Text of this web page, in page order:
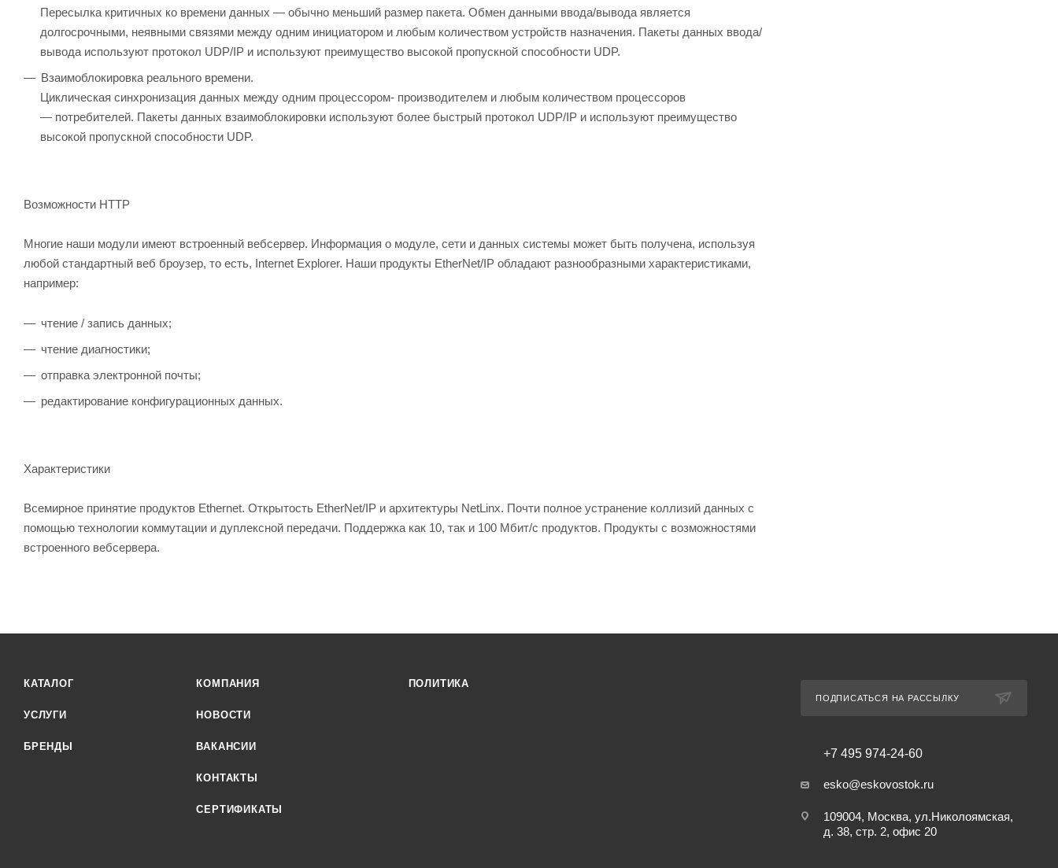
Пересылка критичных ко времени данных — обычно меньший размер пакета. Обмен данными ввода/вывода является
долгосрочными, неявными связями между одним инициатором и любым количеством устройств назначения. Пакеты данных ввода/
вывода используют протокол UDP/IP и используют преимущество высокой пропускной способности UDP.
Взаимоблокировка реального времени.
Циклическая синхронизация данных между одним процессором- производителем и любым количеством процессоров
— потребителей. Пакеты данных взаимоблокировки используют более быстрый протокол UDP/IP и используют преимущество
высокой пропускной способности UDP.
Возможности HTTP
Многие наши модули имеют встроенный вебсервер. Информация о модуле, сети и данных системы может быть получена, используя
любой стандартный веб броузер, то есть, Internet Explorer. Наши продукты EtherNet/IP обладают разнообразными характеристиками,
например:
чтение / запись данных;
чтение диагностики;
отправка электронной почты;
редактирование конфигурационных данных.
Характеристики
Всемирное принятие продуктов Ethernet. Открытость EtherNet/IP и архитектуры NetLinx. Почти полное устранение коллизий данных с
помощью технологии коммутации и дуплексной передачи. Поддержка как 10, так и 100 Мбит/с продуктов. Продукты с возможностями
встроенного вебсервера.
КАТАЛОГ
УСЛУГИ
БРЕНДЫ
КОМПАНИЯ
НОВОСТИ
ВАКАНСИИ
КОНТАКТЫ
СЕРТИФИКАТЫ
ПОЛИТИКА
ПОДПИСАТЬСЯ НА РАССЫЛКУ
+7 495 974-24-60
esko@eskovostok.ru
109004, Москва, ул.Николоямская,
д. 38, стр. 2, офис 20